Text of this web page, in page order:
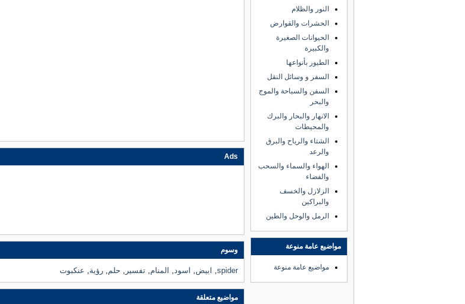
Ads
وسوم
spider
, ابيض اسود المنام تفسير حلم رؤية عنكبوت
مواضيع متعلقة
النور والظلام
الحشرات والقوارض
الحيوانات الصغيرة
والكبيرة
الطيور بأنواعها
السفر و وسائل النقل
السفن والسباحة والموج
والبحر
الانهار والبحار والبرك
والمحيطات
الشتاء والرياح والبرق
والرعد
الهواء والسماء والسحب
والفضاء
الزلازل والخسف
والبراكين
الرمل والوحل والطين
مواضيع عامة منوعة
مواضيع عامة منوعة